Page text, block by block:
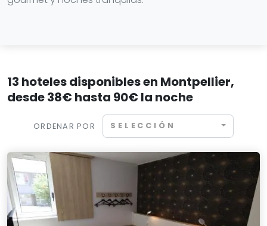
13 hoteles disponibles en Montpellier,
desde 38€ hasta 90€ la noche
ORDENAR POR SELECCIÓN